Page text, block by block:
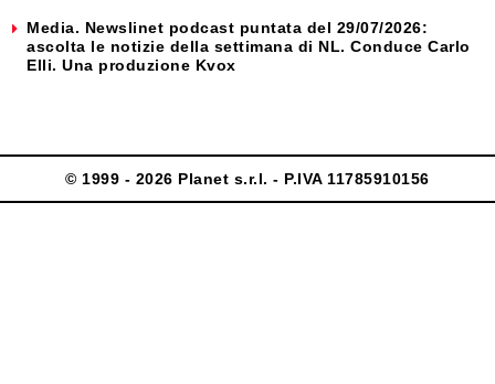
Media. Newslinet podcast puntata del 29/07/2026:
ascolta le notizie della settimana di NL. Conduce Carlo
Elli. Una produzione Kvox
© 1999 - 2026 Planet s.r.l. - P.IVA 11785910156